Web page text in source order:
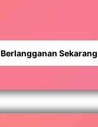
Berlangganan Sekarang